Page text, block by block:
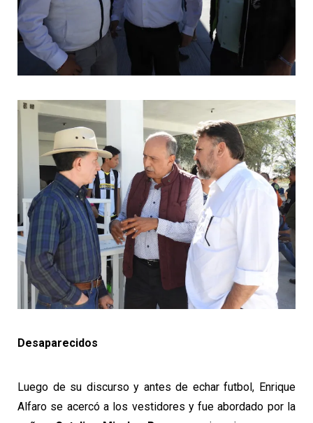
Desaparecidos
Luego de su discurso y antes de echar futbol, Enrique
Alfaro se acercó a los vestidores y fue abordado por la